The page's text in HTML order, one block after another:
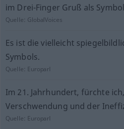
im Drei-Finger Gruß als
Quelle: GlobalVoices
Es ist die vielleicht
Symbols.
Quelle: Europarl
Im 21. Jahrhundert, fürchte
Verschwendung und der
Quelle: Europarl